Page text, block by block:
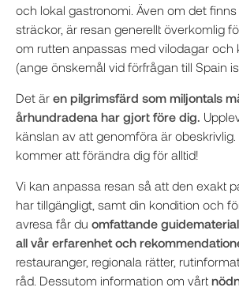
och lokal gastronomi. Även om det
sträckor, är resan generellt överkomlig
om rutten anpassas med vilodagar och
(ange önskemål vid förfrågan till Spain is
Det är en pilgrimsfärd som miljontals
århundradena har gjort före dig.
känslan av att genomföra är obeskrivlig.
kommer att förändra dig för alltid!
Vi kan anpassa resan så att den exakt
har tillgängligt, samt din kondition och
avresa får du omfattande guidematerial
all vår erfarenhet och
restauranger, regionala rätter,
råd. Dessutom information om vårt